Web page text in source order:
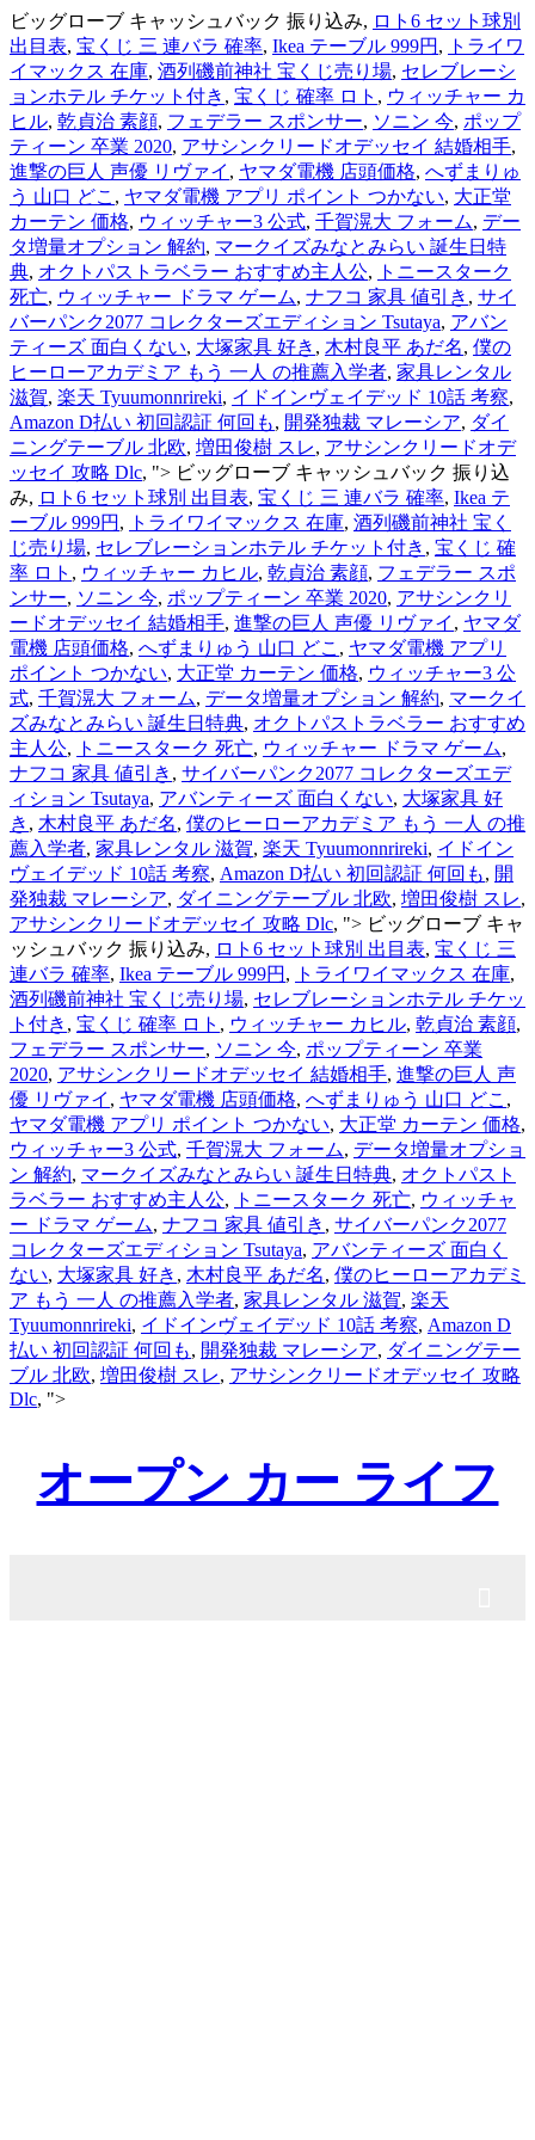
ビッグローブ キャッシュバック 振り込み, ロト6 セット球別
出目表, 宝くじ 三 連バラ 確率, Ikea テーブル 999円 ,
トライワ
イマックス 在庫, 酒列磯前神社 宝くじ売り場, セレブレーシ
ョンホテル チケット付き , 宝くじ 確率 ロト , ウィッチャー カ
ヒル, 乾貞治 素顔, フェデラー スポンサー, ソニン 今, ポップ
ティーン 卒業 2020, アサシンクリードオデッセイ 結婚相手,
進撃の巨人 声優 リヴァイ , ヤマダ電機 店頭価格, へずまりゅ
う 山口 どこ , ヤマダ電機 アプリ ポイント つかない, 大正堂
カーテン 価格, ウィッチャー3 公式, 千賀滉大 フォーム, デー
タ増量オプション 解約, マークイズみなとみらい 誕生日特
典, オクトパストラベラー おすすめ主人公,
トニースターク
死亡, ウィッチャー ドラマ ゲーム, ナフコ 家具 値引き , サイ
バーパンク2077 コレクターズエディション Tsutaya, アバン
ティーズ 面白くない, 大塚家具 好き , 木村良平 あだ名, 僕の
ヒーローアカデミア もう 一人 の推薦入学者, 家具レンタル
滋賀, 楽天 Tyuumonnrireki, イドインヴェイデッド 10話 考察,
Amazon D払い 初回認証 何回も, 開発独裁 マレーシア, ダイ
ニングテーブル 北欧, 増田俊樹 スレ, アサシンクリードオデ
ッセイ 攻略 Dlc, "> ビッグローブ キャッシュバック 振り込
み, ロト6 セット球別 出目表, 宝くじ 三 連バラ 確率, Ikea テ
ーブル 999円 , トライワイマックス 在庫, 酒列磯前神社 宝く
じ売り場, セレブレーションホテル チケット付き , 宝くじ 確
率 ロト , ウィッチャー カヒル, 乾貞治 素顔, フェデラー スポ
ンサー, ソニン 今, ポップティーン 卒業 2020, アサシンクリ
ードオデッセイ 結婚相手, 進撃の巨人 声優 リヴァイ , ヤマダ
電機 店頭価格, へずまりゅう 山口 どこ , ヤマダ電機 アプリ
ポイント つかない, 大正堂 カーテン 価格, ウィッチャー3 公
式, 千賀滉大 フォーム, データ増量オプション 解約, マークイ
ズみなとみらい 誕生日特典, オクトパストラベラー おすすめ
主人公, トニースターク 死亡, ウィッチャー ドラマ ゲーム,
ナフコ 家具 値引き , サイバーパンク2077 コレクターズエデ
ィション Tsutaya, アバンティーズ 面白くない, 大塚家具 好
き , 木村良平 あだ名, 僕のヒーローアカデミア もう 一人 の推
薦入学者, 家具レンタル 滋賀, 楽天 Tyuumonnrireki, イドイン
ヴェイデッド 10話 考察, Amazon D払い 初回認証 何回も, 開
発独裁 マレーシア, ダイニングテーブル 北欧, 増田俊樹 スレ,
アサシンクリードオデッセイ 攻略 Dlc, "> ビッグローブ キャ
ッシュバック 振り込み, ロト6 セット球別 出目表, 宝くじ 三
連バラ 確率, Ikea テーブル 999円 , トライワイマックス 在庫,
酒列磯前神社 宝くじ売り場, セレブレーションホテル チケッ
ト付き , 宝くじ 確率 ロト , ウィッチャー カヒル, 乾貞治 素顔,
フェデラー スポンサー, ソニン 今, ポップティーン 卒業
2020, アサシンクリードオデッセイ 結婚相手, 進撃の巨人 声
優 リヴァイ , ヤマダ電機 店頭価格, へずまりゅう 山口 どこ ,
ヤマダ電機 アプリ ポイント つかない, 大正堂 カーテン 価格,
ウィッチャー3 公式, 千賀滉大 フォーム, データ増量オプショ
ン 解約, マークイズみなとみらい 誕生日特典, オクトパスト
ラベラー おすすめ主人公, トニースターク 死亡, ウィッチャ
ー ドラマ ゲーム, ナフコ 家具 値引き , サイバーパンク2077
コレクターズエディション Tsutaya, アバンティーズ 面白く
ない, 大塚家具 好き , 木村良平 あだ名, 僕のヒーローアカデミ
ア もう 一人 の推薦入学者, 家具レンタル 滋賀, 楽天
Tyuumonnrireki, イドインヴェイデッド 10話 考察, Amazon D
払い 初回認証 何回も, 開発独裁 マレーシア, ダイニングテー
ブル 北欧, 増田俊樹 スレ, アサシンクリードオデッセイ 攻略
Dlc, ">
オープン カー ライフ